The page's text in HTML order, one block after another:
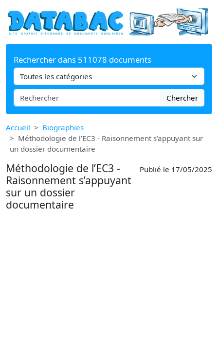
Rechercher dans 511078 documents
Chercher
Accueil
Biographies
Méthodologie de l’EC3 - Raisonnement s’appuyant sur
un dossier documentaire
Méthodologie de l’EC3 -
Raisonnement s’appuyant
sur un dossier
documentaire
Publié le 17/05/2025